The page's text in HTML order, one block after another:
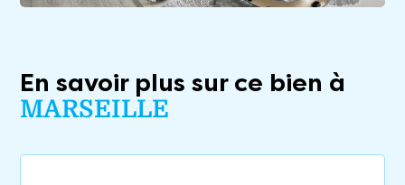
En savoir plus sur ce bien à
MARSEILLE